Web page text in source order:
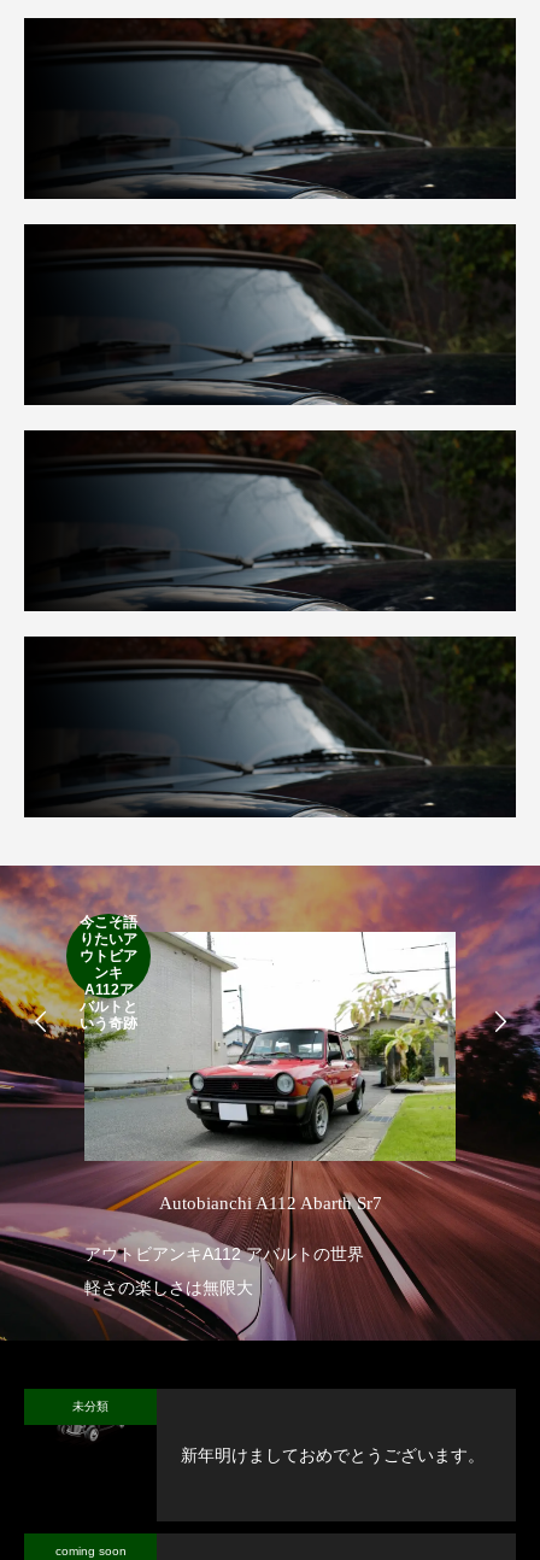
今こそ語
りたいア
ウトビア
ンキ
A112ア
バルトと
いう奇跡
Autobianchi A112 Abarth Sr7
アウトビアンキA112 アバルトの世界
軽さの楽しさは無限大
未分類
新年明けましておめでとうございます。
coming soon